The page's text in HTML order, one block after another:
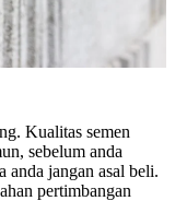
Kualitas semen
sebelum anda
anda jangan asal beli.
pertimbangan